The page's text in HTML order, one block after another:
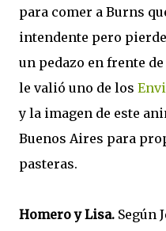
para comer a Burns
intendente pero
un pedazo en frente
le valió uno de los
y la imagen de este
Buenos Aires para
pasteras.
Homero y Lisa. Según